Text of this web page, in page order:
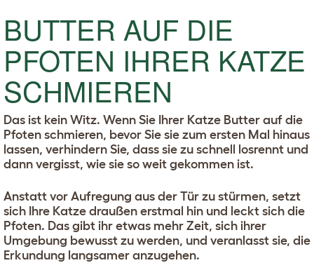
BUTTER AUF DIE
PFOTEN IHRER KATZE
SCHMIEREN
Das ist kein Witz. Wenn Sie Ihrer Katze Butter auf die
Pfoten schmieren, bevor Sie sie zum ersten Mal hinaus
lassen, verhindern Sie, dass sie zu schnell losrennt und
dann vergisst, wie sie so weit gekommen ist.
Anstatt vor Aufregung aus der Tür zu stürmen, setzt
sich Ihre Katze draußen erstmal hin und leckt sich die
Pfoten. Das gibt ihr etwas mehr Zeit, sich ihrer
Umgebung bewusst zu werden, und veranlasst sie, die
Erkundung langsamer anzugehen.